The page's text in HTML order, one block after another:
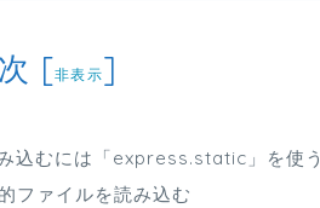
[非表示]
込むには「express.static」を使う
ファイルを読み込む